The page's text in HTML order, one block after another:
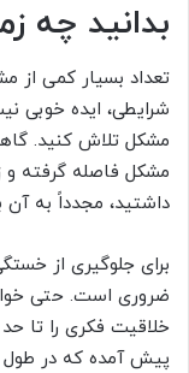
بدانید چه
تعداد بسیار کمی از
شرایطی، ایده خوبی
مشکل تلاش کنید.
مشکل فاصله گرفته
داشتید، مجدداً به آن
برای جلوگیری از
ضروری است. حتی خواب
خلاقیت فکری را تا
پیش آمده که در